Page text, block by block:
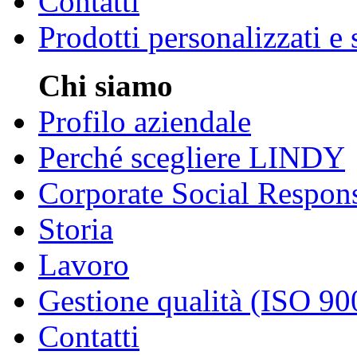
Prodotti personalizzati e
Chi siamo
Profilo aziendale
Perché scegliere LINDY
Corporate Social
Storia
Lavoro
Gestione qualità (ISO
Contatti